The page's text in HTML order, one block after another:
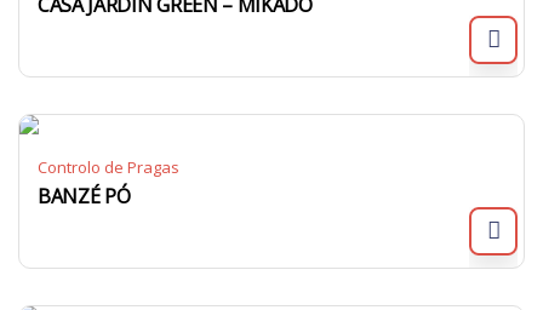
Controlo de Pragas
BANZÉ PÓ